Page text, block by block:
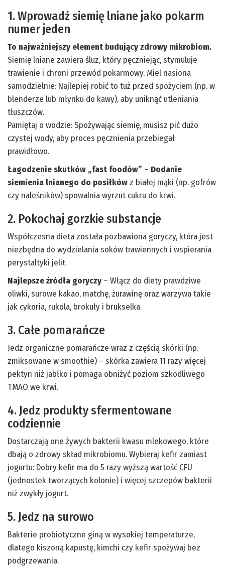
1. Wprowadź siemię lniane jako pokarm
numer jeden
To najważniejszy element budujący zdrowy mikrobiom.
Siemię lniane zawiera śluz, który pęczniejąc, stymuluje
trawienie i chroni przewód pokarmowy. Miel nasiona
samodzielnie: Najlepiej robić to tuż przed spożyciem (np. w
blenderze lub młynku do kawy), aby uniknąć utleniania
tłuszczów.
Pamiętaj o wodzie: Spożywając siemię, musisz pić dużo
czystej wody, aby proces pęcznienia przebiegał
prawidłowo.
Łagodzenie skutków „fast foodów” – Dodanie
siemienia lnianego do posiłkówz białej mąki (np. gofrów
czy naleśników) spowalnia wyrzut cukru do krwi.
2. Pokochaj gorzkie substancje
Współczesna dieta została pozbawiona goryczy, która jest
niezbędna do wydzielania soków trawiennych i wspierania
perystaltyki jelit.
Najlepsze źródła goryczy – Włącz do diety prawdziwe
oliwki, surowe kakao, matchę, żurawinę oraz warzywa takie
jak cykoria, rukola, brokuły i brukselka.
3. Całe pomarańcze
Jedz organiczne pomarańcze wraz z częścią skórki (np.
zmiksowane w smoothie) – skórka zawiera 11 razy więcej
pektyn niż jabłko i pomaga obniżyć poziom szkodliwego
TMAO we krwi.
4. Jedz produkty sfermentowane
codziennie
Dostarczają one żywych bakterii kwasu mlekowego, które
dbają o zdrowy skład mikrobiomu. Wybieraj kefir zamiast
jogurtu: Dobry kefir ma do 5 razy wyższą wartość CFU
(jednostek tworzących kolonie) i więcej szczepów bakterii
niż zwykły jogurt.
5. Jedz na surowo
Bakterie probiotyczne giną w wysokiej temperaturze,
dlatego kiszoną kapustę, kimchi czy kefir spożywaj bez
podgrzewania.